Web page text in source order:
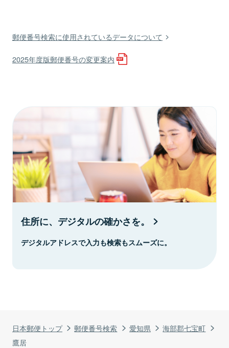
日本郵便トップ 郵便番号検索 愛知県
海部郡七宝町
鷹居
郵便番号検索に使用されているデータについて
2025年度版郵便番号の変更案内
住所に、デジタルの確かさを。
デジタルアドレスで入力も検索もスムーズに。